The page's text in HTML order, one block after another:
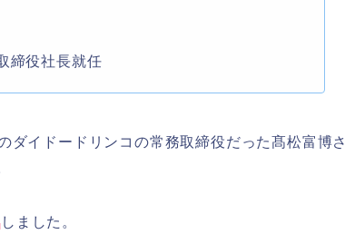
締役社長就任
イドードリンコの常務取締役だった髙松富博さ
しました。